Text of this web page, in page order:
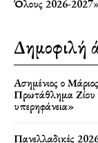
Όλους 2026-2027»:
Δημοφιλή
Ασημένιος ο
Πρωτάθλημα
υπερηφάνεια»
Πανελλαδικές